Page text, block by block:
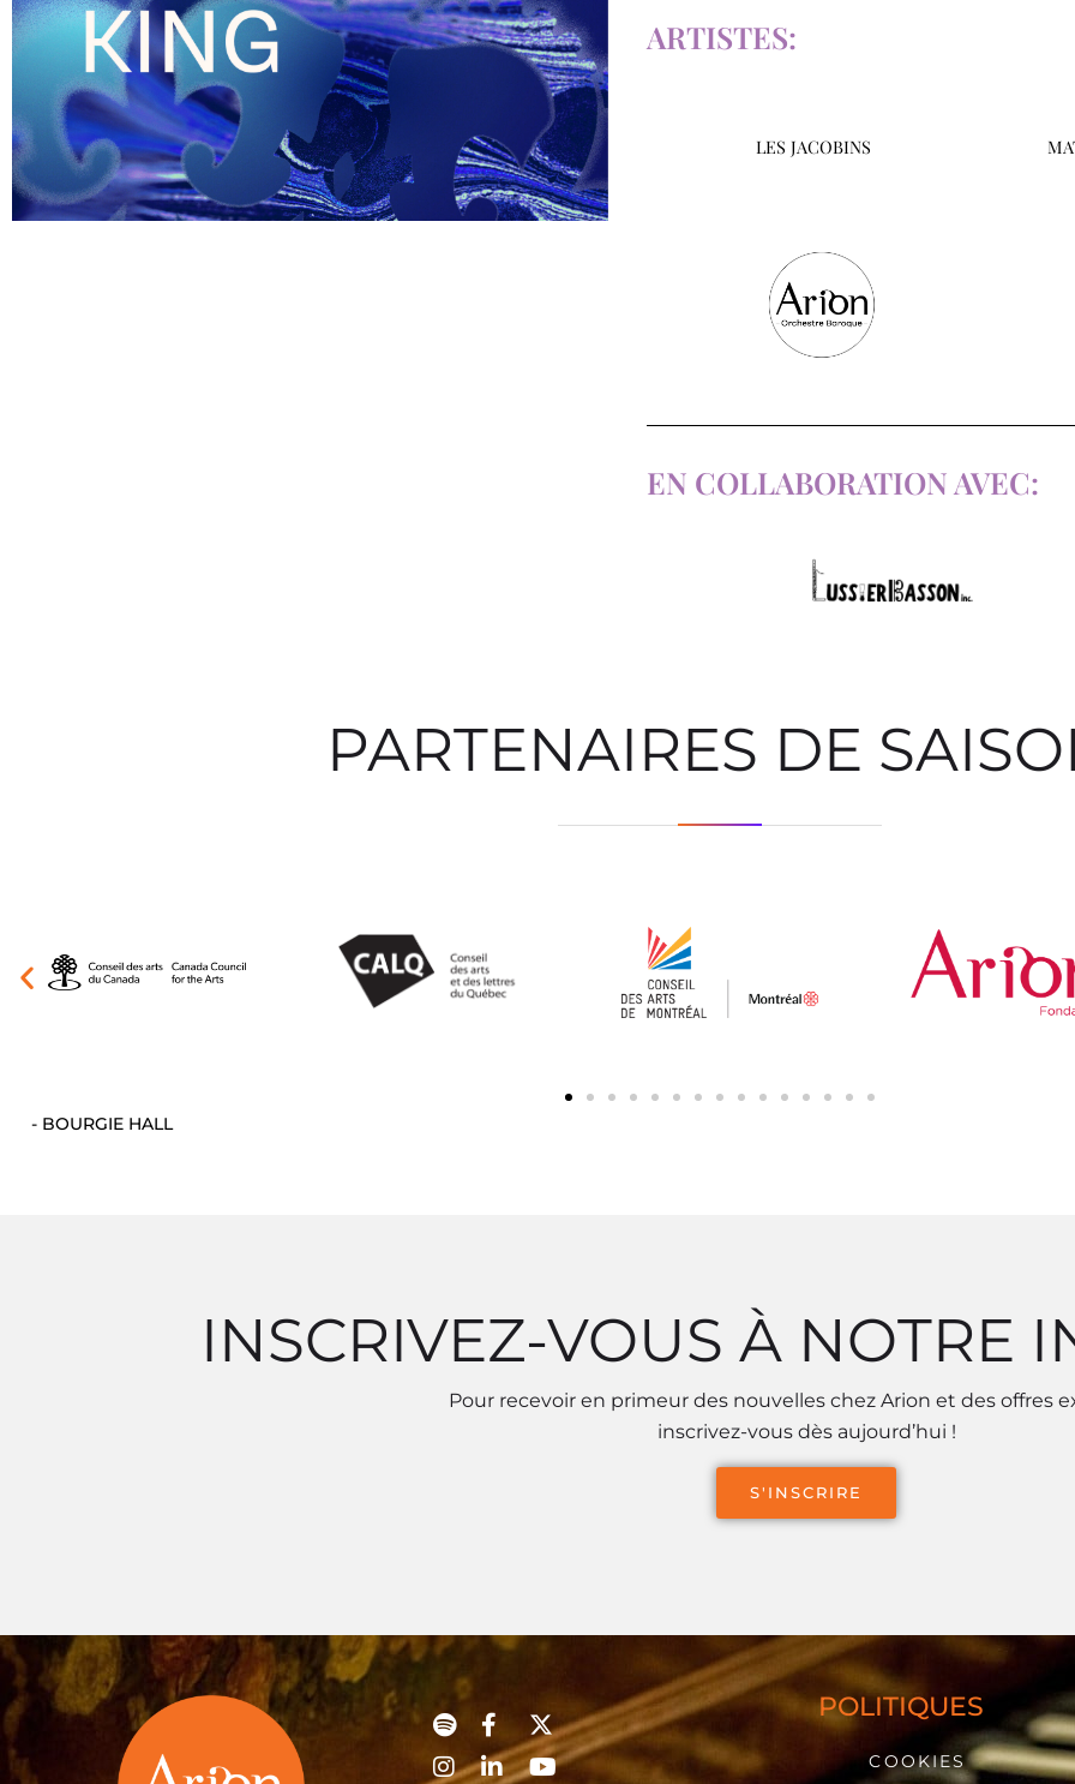
ARTISTES:
LES JACOBINS
EN COLLABORATION AVEC:
PARTENAIRES DE
- BOURGIE HALL
INSCRIVEZ-VOUS À NOTRE
Pour recevoir en primeur des nouvelles chez Arion et des offres
inscrivez-vous dès aujourd’hui !
S'INSCRIRE
POLITIQUES
COOKIES